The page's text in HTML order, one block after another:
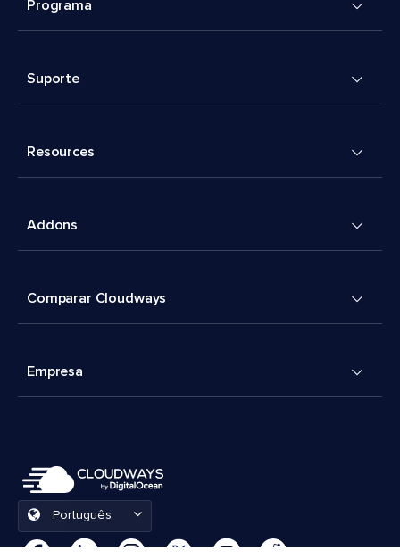
Programa
Suporte
Resources
Addons
Comparar Cloudways
Empresa
Português